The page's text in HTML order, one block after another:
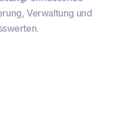
Verwaltung und